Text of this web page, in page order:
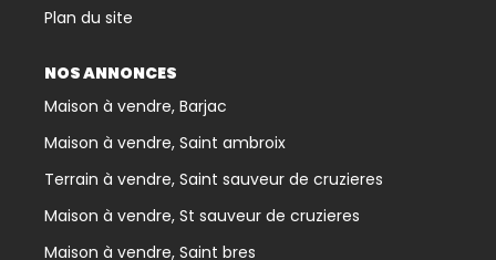
Plan du site
NOS ANNONCES
Maison à vendre, Barjac
Maison à vendre, Saint ambroix
Terrain à vendre, Saint sauveur de cruzieres
Maison à vendre, St sauveur de cruzieres
Maison à vendre, Saint bres